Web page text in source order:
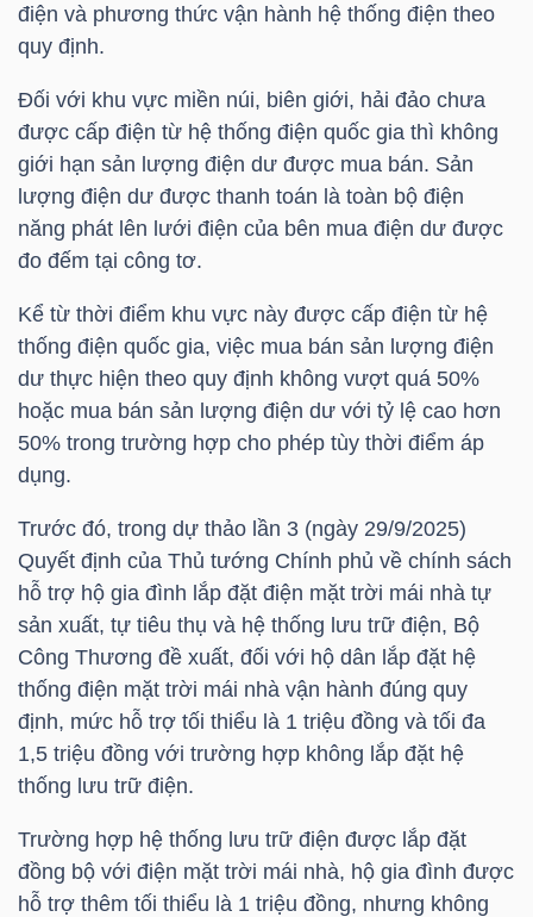
điện và phương thức vận hành hệ thống điện theo
quy định.
Đối với khu vực miền núi, biên giới, hải đảo chưa
được cấp điện từ hệ thống điện quốc gia thì không
giới hạn sản lượng điện dư được mua bán. Sản
lượng điện dư được thanh toán là toàn bộ điện
năng phát lên lưới điện của bên mua điện dư được
đo đếm tại công tơ.
Kể từ thời điểm khu vực này được cấp điện từ hệ
thống điện quốc gia, việc mua bán sản lượng điện
dư thực hiện theo quy định không vượt quá 50%
hoặc mua bán sản lượng điện dư với tỷ lệ cao hơn
50% trong trường hợp cho phép tùy thời điểm áp
dụng.
Trước đó, trong dự thảo lần 3 (ngày 29/9/2025)
Quyết định của Thủ tướng Chính phủ về chính sách
hỗ trợ hộ gia đình lắp đặt điện mặt trời mái nhà tự
sản xuất, tự tiêu thụ và hệ thống lưu trữ điện, Bộ
Công Thương đề xuất, đối với hộ dân lắp đặt hệ
thống điện mặt trời mái nhà vận hành đúng quy
định, mức hỗ trợ tối thiểu là 1 triệu đồng và tối đa
1,5 triệu đồng với trường hợp không lắp đặt hệ
thống lưu trữ điện.
Trường hợp hệ thống lưu trữ điện được lắp đặt
đồng bộ với điện mặt trời mái nhà, hộ gia đình được
hỗ trợ thêm tối thiểu là 1 triệu đồng, nhưng không
TRÁI
PHIẾU
CÔNG
CỤ
ĐẦU
TƯ
TRUY
XUẤT
DỮ
LIỆU
Ngành
(-)
VS-
SECTOR
NĂNG
LƯỢNG